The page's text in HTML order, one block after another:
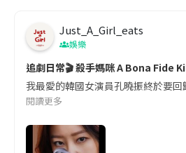
Just_A_Girl_eats
娛樂
追劇日常🎬 殺手媽咪 A Bona Fide
我最愛的韓國女演員孔曉振終於要
閱讀更多